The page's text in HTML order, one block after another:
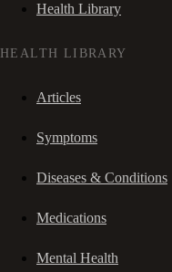
Health Library
HEALTH LIBRARY
Articles
Symptoms
Diseases & Conditions
Medications
Mental Health